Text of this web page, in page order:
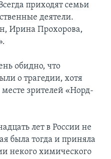
приходят семьи
деятели.
Ирина Прохорова,
обидно, что
о трагедии, хотя
зрителей «Норд-
лет в России не
была тогда и приняла
некого химического